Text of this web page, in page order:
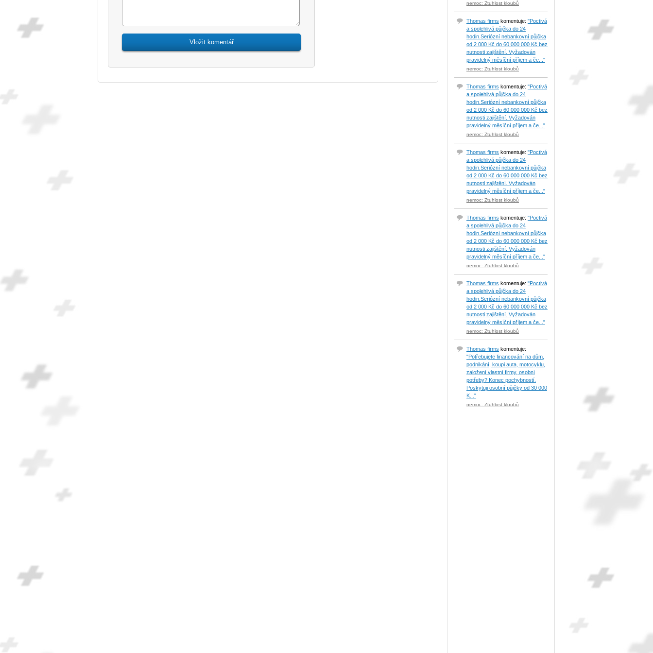
nemoc: Ztuhlost kloubů
Thomas firms komentuje: "Poctivá
a spolehlivá půjčka do 24
hodin.Seriózní nebankovní půjčka
od 2 000 Kč do 60 000 000 Kč bez
nutnosti zajištění. Vyžadován
pravidelný měsíční příjem a če..."
nemoc: Ztuhlost kloubů
Thomas firms komentuje: "Poctivá
a spolehlivá půjčka do 24
hodin.Seriózní nebankovní půjčka
od 2 000 Kč do 60 000 000 Kč bez
nutnosti zajištění. Vyžadován
pravidelný měsíční příjem a če..."
nemoc: Ztuhlost kloubů
Thomas firms komentuje: "Poctivá
a spolehlivá půjčka do 24
hodin.Seriózní nebankovní půjčka
od 2 000 Kč do 60 000 000 Kč bez
nutnosti zajištění. Vyžadován
pravidelný měsíční příjem a če..."
nemoc: Ztuhlost kloubů
Thomas firms komentuje: "Poctivá
a spolehlivá půjčka do 24
hodin.Seriózní nebankovní půjčka
od 2 000 Kč do 60 000 000 Kč bez
nutnosti zajištění. Vyžadován
pravidelný měsíční příjem a če..."
nemoc: Ztuhlost kloubů
Thomas firms komentuje: "Poctivá
a spolehlivá půjčka do 24
hodin.Seriózní nebankovní půjčka
od 2 000 Kč do 60 000 000 Kč bez
nutnosti zajištění. Vyžadován
pravidelný měsíční příjem a če..."
nemoc: Ztuhlost kloubů
Thomas firms komentuje:
"Potřebujete financování na dům,
podnikání, koupi auta, motocyklu,
založení vlastní firmy, osobní
potřeby? Konec pochybností.
Poskytuji osobní půjčky od 30 000
K..."
nemoc: Ztuhlost kloubů